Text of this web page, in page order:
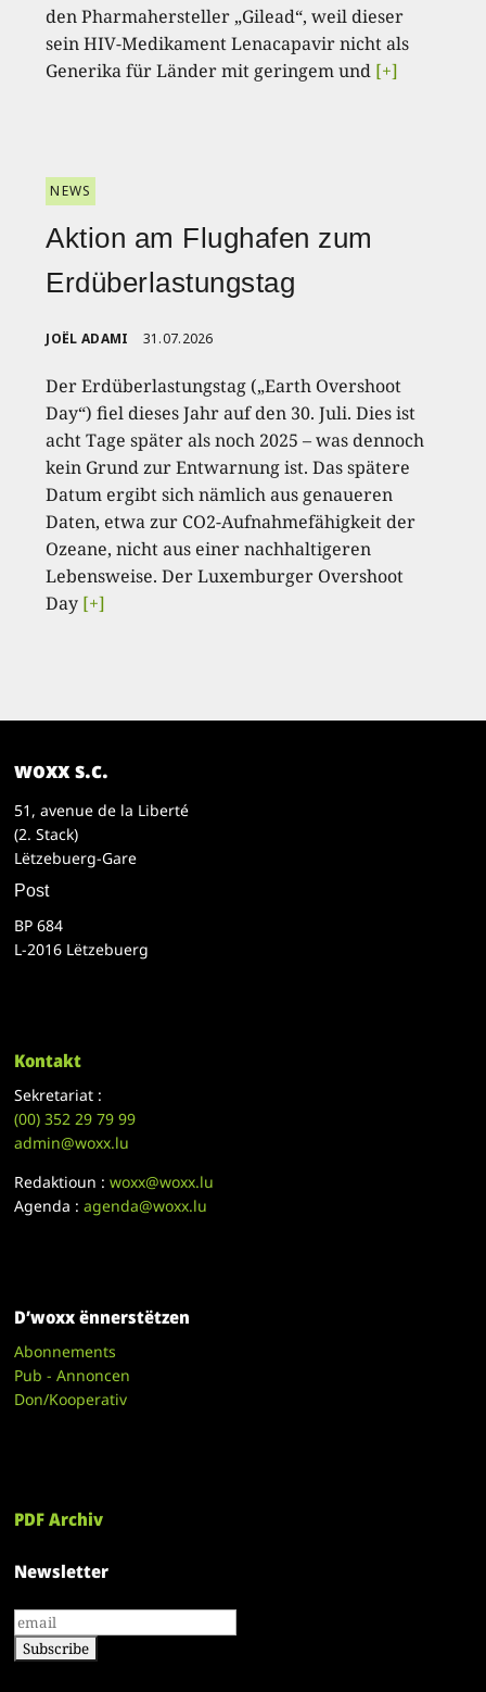
den Pharmahersteller „Gilead“, weil dieser
sein HIV-Medikament Lenacapavir nicht als
Generika für Länder mit geringem und [+]
NEWS
Aktion am Flughafen zum
Erdüberlastungstag
JOËL ADAMI 31.07.2026
Der Erdüberlastungstag („Earth Overshoot
Day“) fiel dieses Jahr auf den 30. Juli. Dies ist
acht Tage später als noch 2025 – was dennoch
kein Grund zur Entwarnung ist. Das spätere
Datum ergibt sich nämlich aus genaueren
Daten, etwa zur CO2-Aufnahmefähigkeit der
Ozeane, nicht aus einer nachhaltigeren
Lebensweise. Der Luxemburger Overshoot
Day [+]
woxx s.c.
51, avenue de la Liberté
(2. Stack)
Lëtzebuerg-Gare
Post
BP 684
L-2016 Lëtzebuerg
Kontakt
Sekretariat :
(00)352 29 79 99
admin@woxx.lu
Redaktioun :woxx@woxx.lu
Agenda :agenda@woxx.lu
D’woxx ënnerstëtzen
Abonnements
Pub - Annoncen
Don/Kooperativ
PDF Archiv
Newsletter